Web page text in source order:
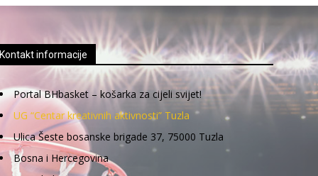
Kontakt informacije
Portal BHbasket – košarka za cijeli svijet!
UG “Centar kreativnih aktivnosti” Tuzla
Ulica Šeste bosanske brigade 37, 75000 Tuzla
Bosna i Hercegovina